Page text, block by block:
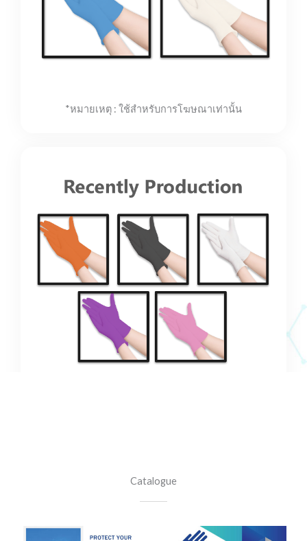
*หมายเหตุ : ใช้สำหรับการโฆษณาเท่านั้น
Catalogue